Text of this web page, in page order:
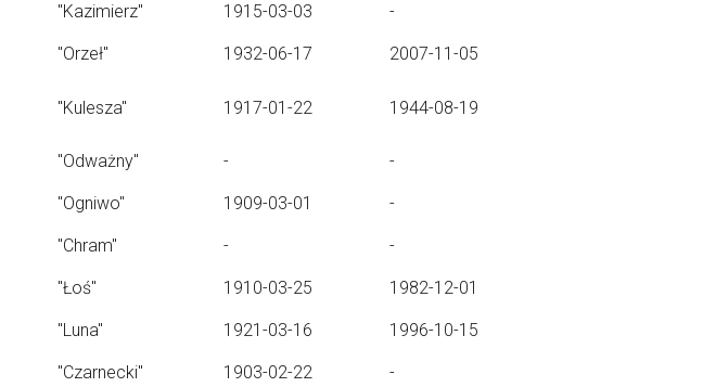
"Kazimierz" 1915-03-03 -
"Orzeł" 1932-06-17 2007-11-05
"Kulesza" 1917-01-22 1944-08-19
"Odważny" - -
"Ogniwo" 1909-03-01 -
"Chram" - -
"Łoś" 1910-03-25 1982-12-01
"Luna" 1921-03-16 1996-10-15
"Czarnecki" 1903-02-22 -